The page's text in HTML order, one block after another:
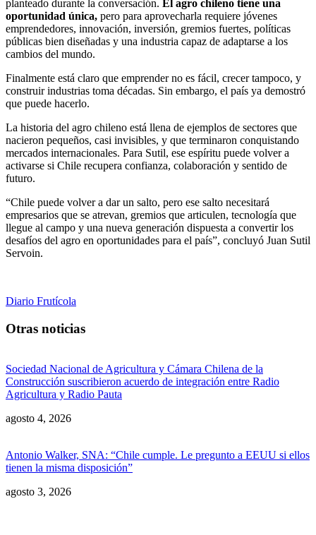
planteado durante la conversación. El agro chileno tiene una
oportunidad única, pero para aprovecharla requiere jóvenes
emprendedores, innovación, inversión, gremios fuertes, políticas
públicas bien diseñadas y una industria capaz de adaptarse a los
cambios del mundo.
Finalmente está claro que emprender no es fácil, crecer tampoco, y
construir industrias toma décadas. Sin embargo, el país ya demostró
que puede hacerlo.
La historia del agro chileno está llena de ejemplos de sectores que
nacieron pequeños, casi invisibles, y que terminaron conquistando
mercados internacionales. Para Sutil, ese espíritu puede volver a
activarse si Chile recupera confianza, colaboración y sentido de
futuro.
“Chile puede volver a dar un salto, pero ese salto necesitará
empresarios que se atrevan, gremios que articulen, tecnología que
llegue al campo y una nueva generación dispuesta a convertir los
desafíos del agro en oportunidades para el país”, concluyó Juan Sutil
Servoin.
Diario Frutícola
Otras noticias
Sociedad Nacional de Agricultura y Cámara Chilena de la
Construcción suscribieron acuerdo de integración entre Radio
Agricultura y Radio Pauta
agosto 4, 2026
Antonio Walker, SNA: “Chile cumple. Le pregunto a EEUU si ellos
tienen la misma disposición”
agosto 3, 2026